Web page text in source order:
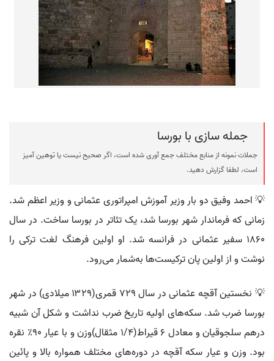
جمله سازی با بورسا
جملات نمونه از منابع مختلف جمع آوری شده است، اگر صحیح نیست یا توهین آمیز
است، لطفا گزارش دهید.
💡 احمد وفیق دو بار وزیر آموزش امپراتوری عثمانی و وزیر اعظم شد.
زمانی که فرماندار شهر بورسا شد، یک تئاتر در بورسا ساخت. در سال
۱۸۶۰ سفیر عثمانی در فرانسه شد. او اولین فرهنگ لغت ترکی را
نوشت و از اولین پان ترکیست‌ها به‌شمار می‌رود.
💡 نخستین آقچه عثمانی در سال ۷۲۹ قمری(۱۳۲۹ میلادی) در شهر
بورسا ضرب شد. سکه‌های اولیه تاریخ ضرب نداشت و شکل آن شبیه
درهم سلجوقیان و معادل ۶ قیراط(۱/۴ مثقال)وزن و با عیار ۹۰٪ نقره
بود. وزن و عیار سکه آقچه در دوره‌های مختلف همواره بالا و پائین